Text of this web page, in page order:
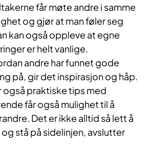
får møte andre i samme
og gjør at man føler seg
kan også oppleve at egne
er helt vanlige.
andre har funnet gode
på, gir det inspirasjon og håp.
også praktiske tips med
får også mulighet til å
Det er ikke alltid så lett å
stå på sidelinjen, avslutter